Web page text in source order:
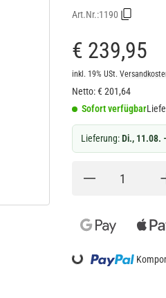
Art.Nr.:1190
€ 239,95
inkl. 19% USt.
Netto:€201,64
Sofort verfügbar
Lieferung:Di., 11.08.
Loading...